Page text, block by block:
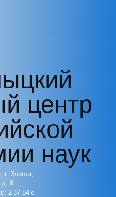
центр
наук
г. Элиста,
д. 8
2-37-84 e-